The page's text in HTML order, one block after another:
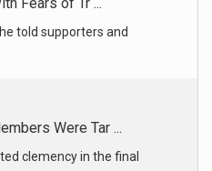
Were Tar ...
clemency in the final
Destruct ...
of the enclave have been